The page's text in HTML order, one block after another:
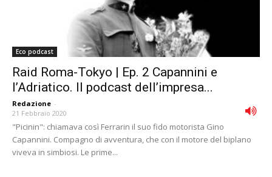
Eco podcast
Raid Roma-Tokyo | Ep. 2 Capannini e
l’Adriatico. Il podcast dell’impresa...
Redazione -
21 Febbraio 2020
"Picinin": chiamava così Ferrarin il suo fido motorista Gino
Capannini. Compagno di avventura, che con il motore del biplano
viveva in simbiosi. Le prime...